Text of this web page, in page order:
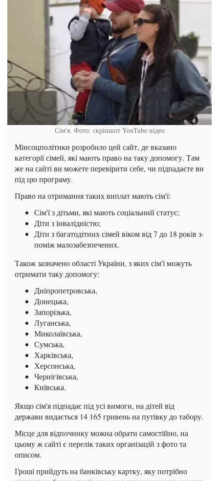
Сім'я. Фото: скріншот YouTube-відео
Мінсоцполітики розробило цей сайт, де вказано
категорії сімей, які мають право на таку допомогу. Там
же на сайті ви можете перевірити себе, чи підпадаєте ви
під цю програму.
Право на отримання таких виплат мають сім'ї:
Сім'ї з дітьми, які мають соціальний статус;
Діти з інвалідністю;
Діти з багатодітних сімей віком від 7 до 18 років з-
поміж малозабезпечених.
Також зазначено області України, з яких сім'ї можуть
отримати таку допомогу:
Дніпропетровська,
Донецька,
Запорізька,
Луганська,
Миколаївська,
Сумська,
Харківська,
Херсонська,
Чернігівська,
Київська.
Якщо сім'я підпадає під усі вимоги, на дітей від
держави видається 14 165 гривень на путівку до табору.
Місце для відпочинку можна обрати самостійно, на
цьому ж сайті є перелік таких організацій з фото та
описом.
Гроші прийдуть на банківську картку, яку потрібно